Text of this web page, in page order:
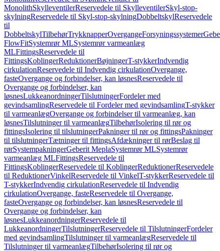
MonolithSkylleventilerReservedele til SkylleventilerSkyl-stop-
skylningReservedele til Skyl-stop-skylningDobbeltskylReservedele
til
DobbeltskylTilbehørTrykknapperOvergangeForsyningssystemer
FlowFitSystemrør MLSystemrør varmeanlæg
MLFittingsReservedele til
FittingsKoblingerReduktionerBøjningerT-stykkerIndvendig
cirkulationReservedele til Indvendig cirkulationOvergange,
fasteOvergange og forbindelser, kan løsnesReservedele til
Overgange og forbindelser, kan
løsnesLukkeanordningerTilslutningerFordeler med
gevindsamlingReservedele til Fordeler med gevindsamlingT-stykker
til varmeanlægOvergange og forbindelser til varmeanlæg, kan
løsnesTilslutninger til varmeanlægTilbehørIsolering til rør og
fittingsIsolering til tilslutningerPakninger til rør og fittingsPakninger
til tilslutningerTætninger til fittingsAfdækninger til rørBeslag til
rørSystempakningerGeberit MeplaSystemrør MLSystemrør
varmeanlæg MLFittingsReservedele til
FittingsKoblingerReservedele til KoblingerReduktionerReservedele
til ReduktionerVinkelReservedele til VinkelT-stykkerReservedele til
T-stykkerIndvendig cirkulationReservedele til Indvendig
cirkulationOvergange, fasteReservedele til Overgange,
fasteOvergange og forbindelser, kan løsnesReservedele til
Overgange og forbindelser, kan
løsnesLukkeanordningerReservedele til
LukkeanordningerTilslutningerReservedele til TilslutningerFordeler
med gevindsamlingTilslutninger til varmeanlægReservedele til
Tilslutninger til varmeanlægTilbehørIsolering til rør og